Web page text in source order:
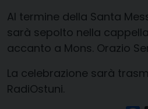
Al termine della Santa
sarà sepolto nella
accanto a Mons. Orazio
La celebrazione sarà
RadiOstuni.